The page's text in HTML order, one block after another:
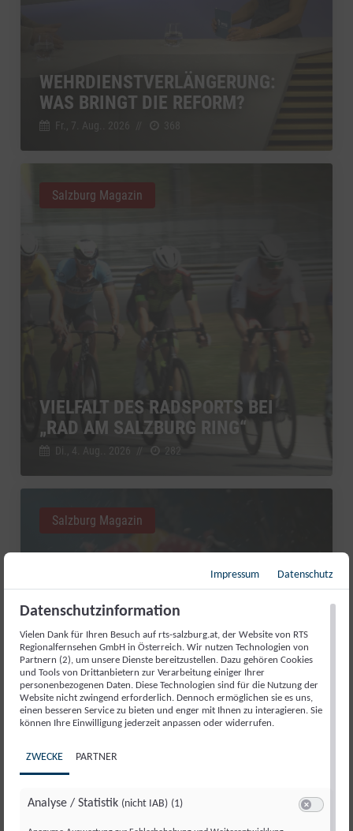
WEHRDIENSTVERLÄNGERUNG:
WAS BRINGT DIE REFORM?
Fr., 7. Aug.. 2026
VIELFALT DES RADSPORTS BEI
„RAD AM SALZBURG RING“
Di., 4. Aug.. 2026 // 282
Salzburg Magazin
RED BULL ROMANIACS: MANUEL
LETTENBICHLER FEIERT 7.
GESAMTSIEG
Di., 4. Aug.. 2026
Salzburg Magazin
Impressum Datenschutz
Datenschutzinformation
Vielen Dank für Ihren Besuch auf rts-salzburg.at, der Website von RTS
Regionalfernsehen GmbH in Österreich. Wir nutzen Technologien von
Partnern (2), um unsere Dienste bereitzustellen. Dazu gehören Cookies
und Tools von Drittanbietern zur Verarbeitung einiger Ihrer
personenbezogenen Daten. Diese Technologien sind für die Nutzung der
Website nicht zwingend erforderlich. Dennoch ermöglichen sie es uns,
einen besseren Service zu bieten und enger mit Ihnen zu interagieren. Sie
können Ihre Einwilligung jederzeit anpassen oder widerrufen.
ZWECKE PARTNER
Analyse / Statistik (nicht IAB) (1)